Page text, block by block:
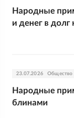
Народные
и денег в долг
23.07.2026 Общество
Народные
блинами